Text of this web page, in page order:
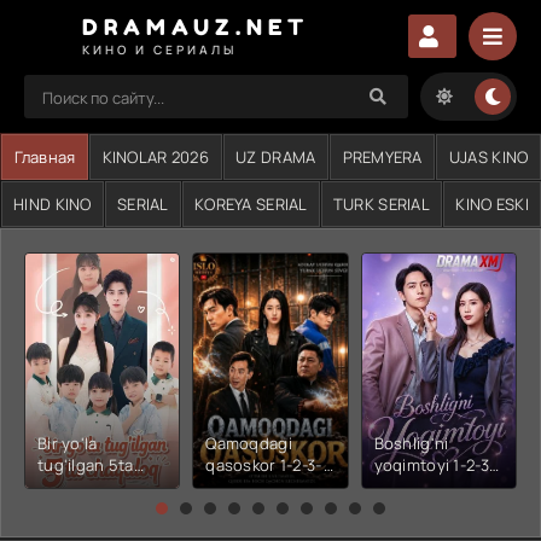
DRAMAUZ.NET
КИНО И СЕРИАЛЫ
Главная KINOLAR 2026 UZ DRAMA PREMYERA UJAS KINO
HIND KINO SERIAL KOREYA SERIAL TURK SERIAL KINO ESKI
Bir yo'la
tug'ilgan 5ta
chaqaloq 1-2-3-
Qamoqdagi
qasoskor 1-2-3-
4-5-6-7-10-20-
30-50-60-70-80-
Boshlig'ni
yoqimtoyi 1-2-3-
4-5-6-7-10-20-
30-50-60-70-80-